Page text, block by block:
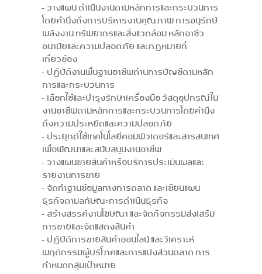
- วางแผน ดําเนินงานตามหลักการและกระบวนการ
โดยคํานึงถึงการบริหารงานคุณภาพ การอนุรักษ์
พลังงาน ทรัพยากรและสิ่งแวดล้อม หลักอาชีว
อนามัยและความปลอดภัย และกฎหมายที่
เกี่ยวข้อง
- ปฏิบัติงานพื้นฐานอาชีพด้านการบัญชีตามหลัก
การและกระบวนการ
- เลือกใช้และบํารุงรักษาเครื่องมือ วัสดุอุปกรณ์ใน
งานอาชีพตามหลักการและกระบวนการโดยคํานึง
ถึงความประหยัดและความปลอดภัย
- ประยุกต์ใช้เทคโนโลยีคอมพิวเตอร์และสารสนเทศ
เพื่อพัฒนาและสนับสนุนงานอาชีพ
- วางแผนขายสินค้าหรือบริการประเมินผลและ
รายงานการขาย
- จัดทำฐานข้อมูลทางการตลาด และเขียนแผน
ธุรกิจตามลกัษณะการดำเนินธุรกิจ
- สร้างสรรค์งานโฆษณา และจัดกิจกรรมส่งเสริม
การขายและจัดแสดงสินค้า
- ปฏิบัติการขายสินค้าออนไลน์ และวิเคราะห์
พฤติกรรมผู้บริโภคและการแบ่งส่วนตลาด การ
กำหนดกลุ่มเป้าหมาย